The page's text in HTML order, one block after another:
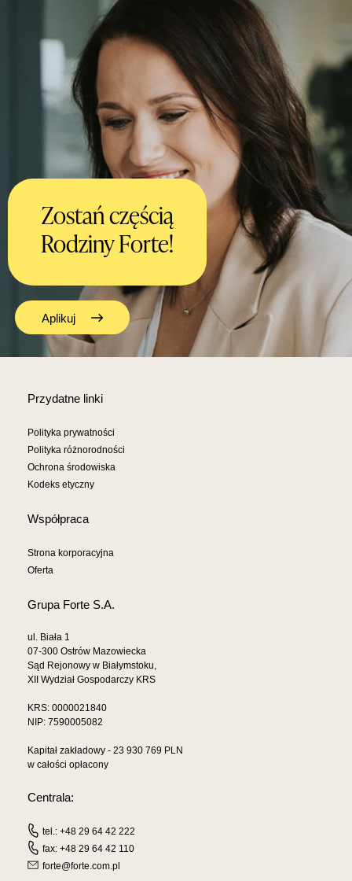
Zostań częścią
Rodziny Forte!
Aplikuj
Przydatne linki
Polityka prywatności
Polityka różnorodności
Ochrona środowiska
Kodeks etyczny
Współpraca
Strona korporacyjna
Oferta
Grupa Forte S.A.
ul. Biała 1
07-300 Ostrów Mazowiecka
Sąd Rejonowy w Białymstoku,
XII Wydział Gospodarczy KRS
KRS: 0000021840
NIP: 7590005082
Kapitał zakładowy - 23 930 769 PLN
w całości opłacony
Centrala:
tel.: +48 29 64 42 222
fax: +48 29 64 42 110
forte@forte.com.pl